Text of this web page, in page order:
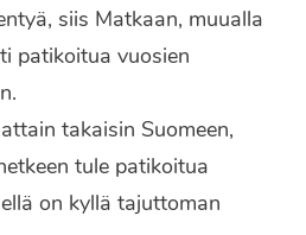
siis Matkaan, muualla
patikoitua vuosien
takaisin Suomeen,
tule patikoitua
on kyllä tajuttoman